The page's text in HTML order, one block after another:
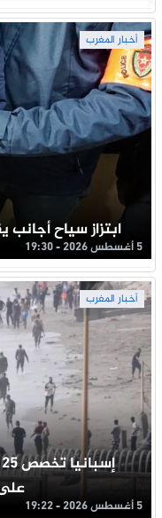
أخبار المغرب
ابتزاز سياح
5 أغسطس 2026 - 19:30
أخبار المغرب
5 أغسطس 2026 - 19:22